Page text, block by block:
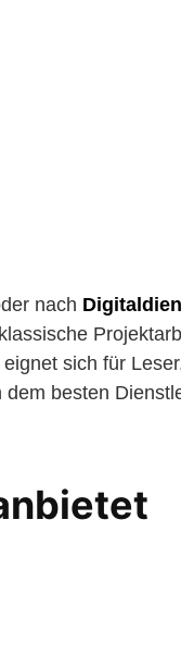
nach
sich für
besten